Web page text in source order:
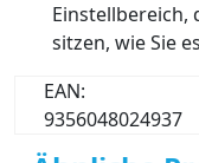
Einstellbereich,
sitzen, wie Sie
EAN:
9356048024937